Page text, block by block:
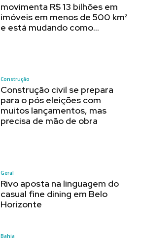
movimenta R$ 13 bilhões em
imóveis em menos de 500 km²
e está mudando como...
Construção
Construção civil se prepara
para o pós eleições com
muitos lançamentos, mas
precisa de mão de obra
Geral
Rivo aposta na linguagem do
casual fine dining em Belo
Horizonte
Bahia